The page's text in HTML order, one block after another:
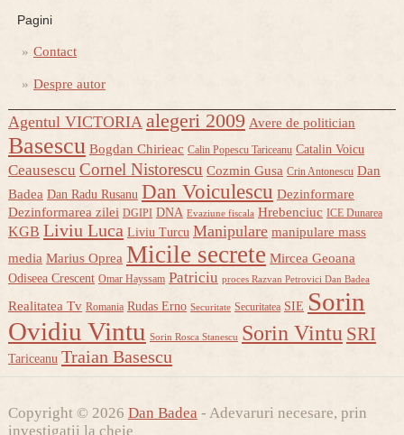
Pagini
Contact
Despre autor
Agentul VICTORIA alegeri 2009 Avere de politician
Basescu Bogdan Chirieac Calin Popescu Tariceanu Catalin Voicu
Ceausescu Cornel Nistorescu Cozmin Gusa Crin Antonescu Dan
Badea Dan Radu Rusanu Dan Voiculescu Dezinformare
Dezinformarea zilei DGIPI DNA Evaziune fiscala Hrebenciuc ICE Dunarea
KGB Liviu Luca Liviu Turcu Manipulare manipulare mass
media Marius Oprea Micile secrete Mircea Geoana
Odiseea Crescent Omar Hayssam Patriciu proces Razvan Petrovici Dan Badea
Realitatea Tv Romania Rudas Erno Securitate Securitatea SIE Sorin
Ovidiu Vintu Sorin Rosca Stanescu Sorin Vintu SRI
Tariceanu Traian Basescu
Copyright © 2026 Dan Badea - Adevaruri necesare, prin
investigatii la cheie